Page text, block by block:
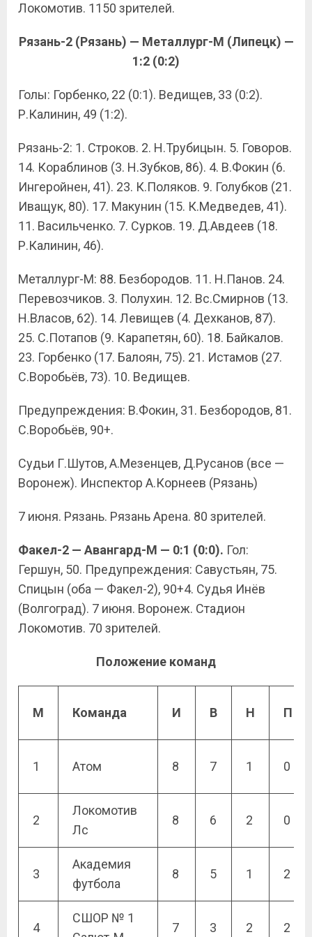
Локомотив. 1150 зрителей.
Рязань-2 (Рязань) — Металлург-М (Липецк) —
1:2 (0:2)
Голы: Горбенко, 22 (0:1). Ведищев, 33 (0:2).
Р.Калинин, 49 (1:2).
Рязань-2: 1. Строков. 2. Н.Трубицын. 5. Говоров.
14. Кораблинов (3. Н.Зубков, 86). 4. В.Фокин (6.
Ингеройнен, 41). 23. К.Поляков. 9. Голубков (21.
Иващук, 80). 17. Макунин (15. К.Медведев, 41).
11. Васильченко. 7. Сурков. 19. Д.Авдеев (18.
Р.Калинин, 46).
Металлург-М: 88. Безбородов. 11. Н.Панов. 24.
Перевозчиков. 3. Полухин. 12. Вс.Смирнов (13.
Н.Власов, 62). 14. Левищев (4. Дехканов, 87).
25. С.Потапов (9. Карапетян, 60). 18. Байкалов.
23. Горбенко (17. Балоян, 75). 21. Истамов (27.
С.Воробьёв, 73). 10. Ведищев.
Предупреждения: В.Фокин, 31. Безбородов, 81.
С.Воробьёв, 90+.
Судьи Г.Шутов, А.Мезенцев, Д.Русанов (все —
Воронеж). Инспектор А.Корнеев (Рязань)
7 июня. Рязань. Рязань Арена. 80 зрителей.
Факел-2 — Авангард-М — 0:1 (0:0). Гол:
Гершун, 50. Предупреждения: Савустьян, 75.
Спицын (оба — Факел-2), 90+4. Судья Инёв
(Волгоград). 7 июня. Воронеж. Стадион
Локомотив. 70 зрителей.
Положение команд
М Команда И В Н П
1 Атом 8 7 1 0
2
Локомотив
Лс
8 6 2 0
3
Академия
футбола
8 5 1 2
4
СШОР № 1
7 3 2 2